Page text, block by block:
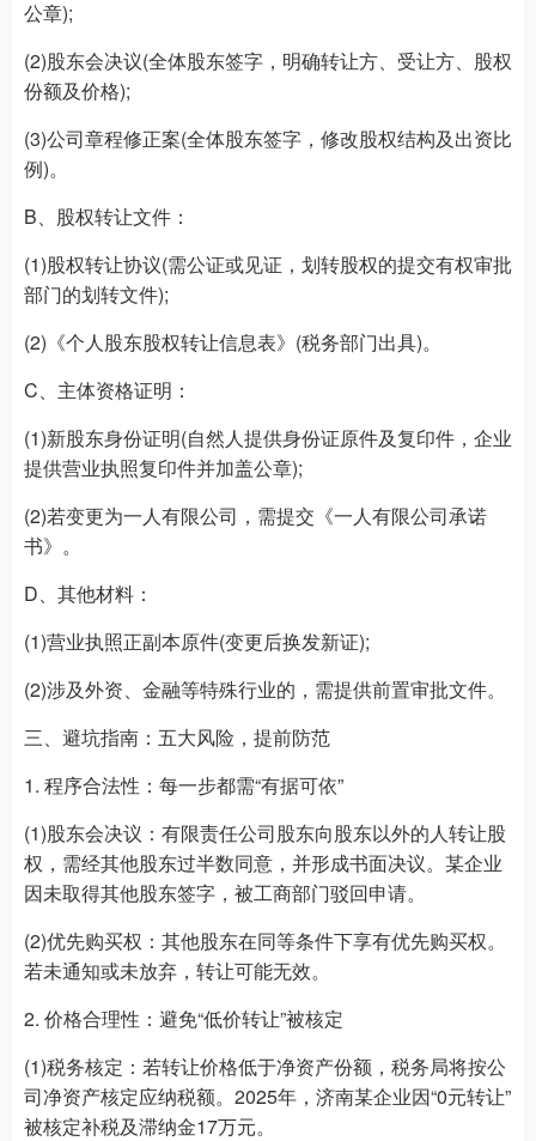
公章);
(2)股东会决议(全体股东签字，明确转让方、受让方、股权
份额及价格);
(3)公司章程修正案(全体股东签字，修改股权结构及出资比
例)。
B、股权转让文件：
(1)股权转让协议(需公证或见证，划转股权的提交有权审批
部门的划转文件);
(2)《个人股东股权转让信息表》(税务部门出具)。
C、主体资格证明：
(1)新股东身份证明(自然人提供身份证原件及复印件，企业
提供营业执照复印件并加盖公章);
(2)若变更为一人有限公司，需提交《一人有限公司承诺
书》。
D、其他材料：
(1)营业执照正副本原件(变更后换发新证);
(2)涉及外资、金融等特殊行业的，需提供前置审批文件。
三、避坑指南：五大风险，提前防范
1. 程序合法性：每一步都需“有据可依”
(1)股东会决议：有限责任公司股东向股东以外的人转让股
权，需经其他股东过半数同意，并形成书面决议。某企业
因未取得其他股东签字，被工商部门驳回申请。
(2)优先购买权：其他股东在同等条件下享有优先购买权。
若未通知或未放弃，转让可能无效。
2. 价格合理性：避免“低价转让”被核定
(1)税务核定：若转让价格低于净资产份额，税务局将按公
司净资产核定应纳税额。2025年，济南某企业因“0元转让”
被核定补税及滞纳金17万元。